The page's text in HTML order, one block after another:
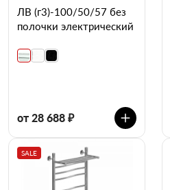
ЛВ (г3)-100/50/57 без
полочки электрический
от 28 688 ₽
SALE